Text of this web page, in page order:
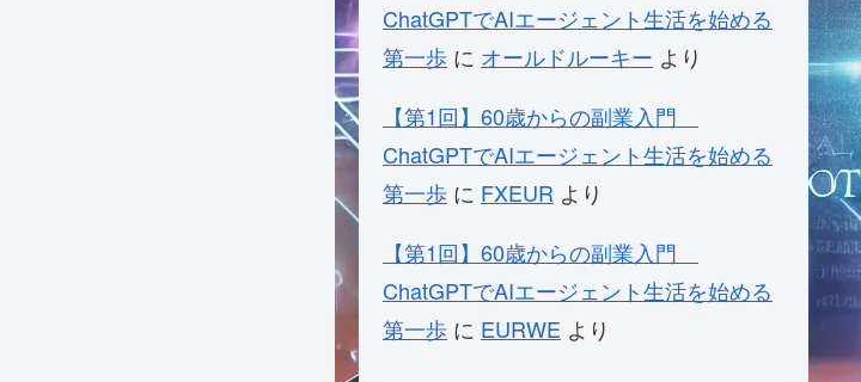
ChatGPTでAIエージェント生活を始める
第一歩 に オールドルーキー より
【第1回】60歳からの副業入門
ChatGPTでAIエージェント生活を始める
第一歩 に FXEUR より
【第1回】60歳からの副業入門
ChatGPTでAIエージェント生活を始める
第一歩 に EURWE より